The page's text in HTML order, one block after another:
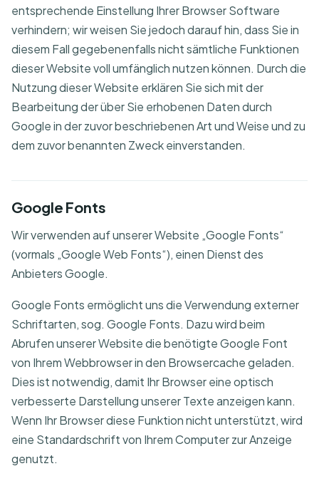
entsprechende Einstellung Ihrer Browser Software
verhindern; wir weisen Sie jedoch darauf hin, dass Sie in
diesem Fall gegebenenfalls nicht sämtliche Funktionen
dieser Website voll umfänglich nutzen können. Durch die
Nutzung dieser Website erklären Sie sich mit der
Bearbeitung der über Sie erhobenen Daten durch
Google in der zuvor beschriebenen Art und Weise und zu
dem zuvor benannten Zweck einverstanden.
Google Fonts
Wir verwenden auf unserer Website „Google Fonts“
(vormals „Google Web Fonts“), einen Dienst des
Anbieters Google.
Google Fonts ermöglicht uns die Verwendung externer
Schriftarten, sog. Google Fonts. Dazu wird beim
Abrufen unserer Website die benötigte Google Font
von Ihrem Webbrowser in den Browsercache geladen.
Dies ist notwendig, damit Ihr Browser eine optisch
verbesserte Darstellung unserer Texte anzeigen kann.
Wenn Ihr Browser diese Funktion nicht unterstützt, wird
eine Standardschrift von Ihrem Computer zur Anzeige
genutzt.